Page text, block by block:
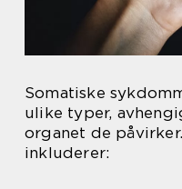
Somatiske
ulike typer,
organet de
inkluderer: